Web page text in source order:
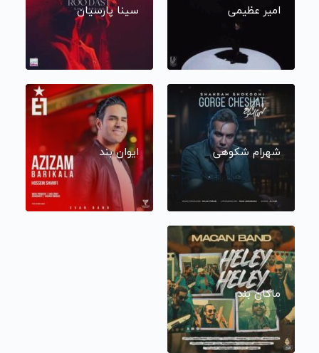
امیر عظیمی سینا پارسیان
شهرام شکوهی ایوان بند
ماکان بند